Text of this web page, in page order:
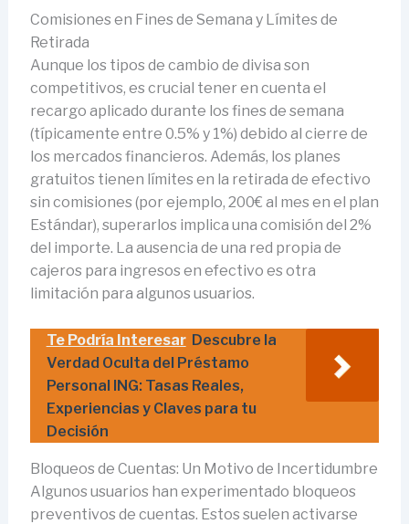
Comisiones en Fines de Semana y Límites de
Retirada
Aunque los tipos de cambio de divisa son
competitivos, es crucial tener en cuenta el
recargo aplicado durante los fines de semana
(típicamente entre 0.5% y 1%) debido al cierre de
los mercados financieros. Además, los planes
gratuitos tienen límites en la retirada de efectivo
sin comisiones (por ejemplo, 200€ al mes en el plan
Estándar), superarlos implica una comisión del 2%
del importe. La ausencia de una red propia de
cajeros para ingresos en efectivo es otra
limitación para algunos usuarios.
Te Podría Interesar Descubre la
Verdad Oculta del Préstamo
Personal ING: Tasas Reales,
Experiencias y Claves para tu
Decisión
Bloqueos de Cuentas: Un Motivo de Incertidumbre
Algunos usuarios han experimentado bloqueos
preventivos de cuentas. Estos suelen activarse